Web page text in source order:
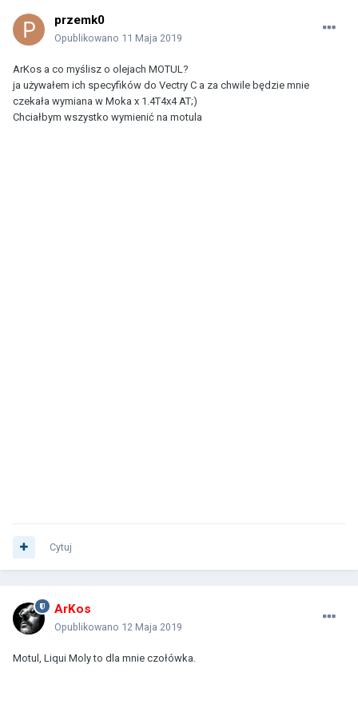
przemk0
Opublikowano 11 Maja 2019
ArKos a co myślisz o olejach MOTUL?
ja używałem ich specyfików do Vectry C a za chwile będzie mnie
czekała wymiana w Moka x 1.4T4x4 AT;)
Chciałbym wszystko wymienić na motula
Cytuj
ArKos
Opublikowano 12 Maja 2019
Motul, Liqui Moly to dla mnie czołówka.